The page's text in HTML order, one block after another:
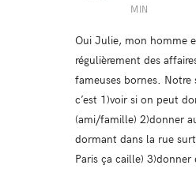
MIN
Oui Julie, mon homme
régulièrement des
fameuses bornes. Notre
c’est 1)voir si on peut
(ami/famille) 2)donner
dormant dans la rue
Paris ça caille) 3)donner